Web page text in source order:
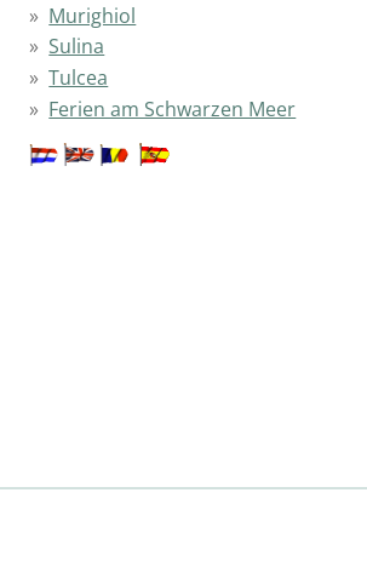
Murighiol
Sulina
Tulcea
Ferien am Schwarzen Meer